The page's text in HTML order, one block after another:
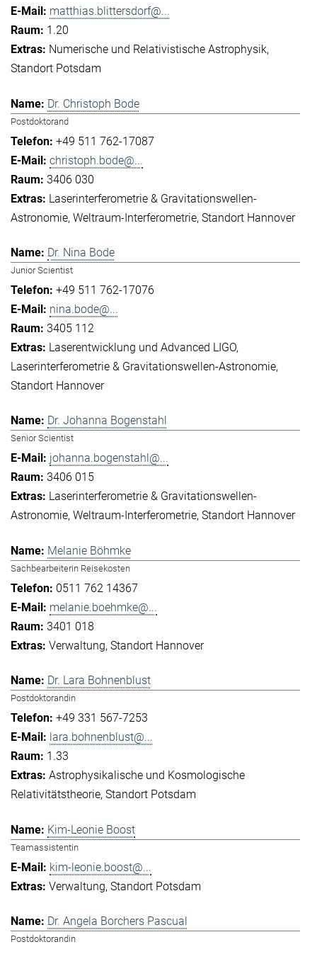
matthias.blittersdorf@...
1.20
Numerische und Relativistische Astrophysik
Standort Potsdam
Dr. Christoph Bode
Postdoktorand
+49 511 762-17087
christoph.bode@...
3406 030
Laserinterferometrie & Gravitationswellen-
Astronomie Weltraum-Interferometrie Standort Hannover
Dr. Nina Bode
Junior Scientist
+49 511 762-17076
nina.bode@...
3405 112
Laserentwicklung und Advanced LIGO
Laserinterferometrie & Gravitationswellen-Astronomie
Standort Hannover
Dr. Johanna Bogenstahl
Senior Scientist
johanna.bogenstahl@...
3406 015
Laserinterferometrie & Gravitationswellen-
Astronomie Weltraum-Interferometrie Standort Hannover
Melanie Böhmke
Sachbearbeiterin Reisekosten
0511 762 14367
melanie.boehmke@...
3401 018
Verwaltung Standort Hannover
Dr. Lara Bohnenblust
Postdoktorandin
+49 331 567-7253
lara.bohnenblust@...
1.33
Astrophysikalische und Kosmologische
Relativitätstheorie Standort Potsdam
Kim-Leonie Boost
Teamassistentin
kim-leonie.boost@...
Verwaltung Standort Potsdam
Dr. Angela Borchers Pascual
Postdoktorandin